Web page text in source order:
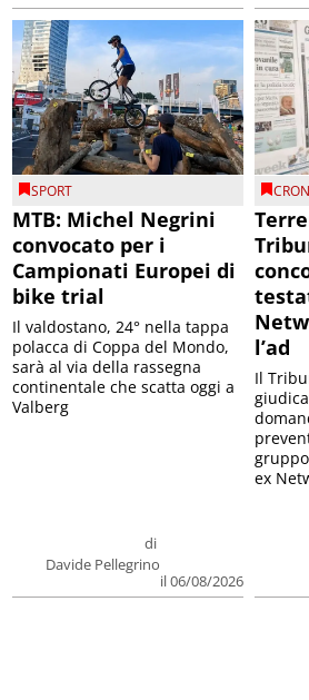
SPORT
MTB: Michel Negrini
convocato per i
Campionati Europei di
bike trial
di
Davide Pellegrino
il 06/08/2026
Il valdostano, 24° nella tappa
polacca di Coppa del Mondo,
sarà al via della rassegna
continentale che scatta oggi a
Valberg
l’ad
Il
ex